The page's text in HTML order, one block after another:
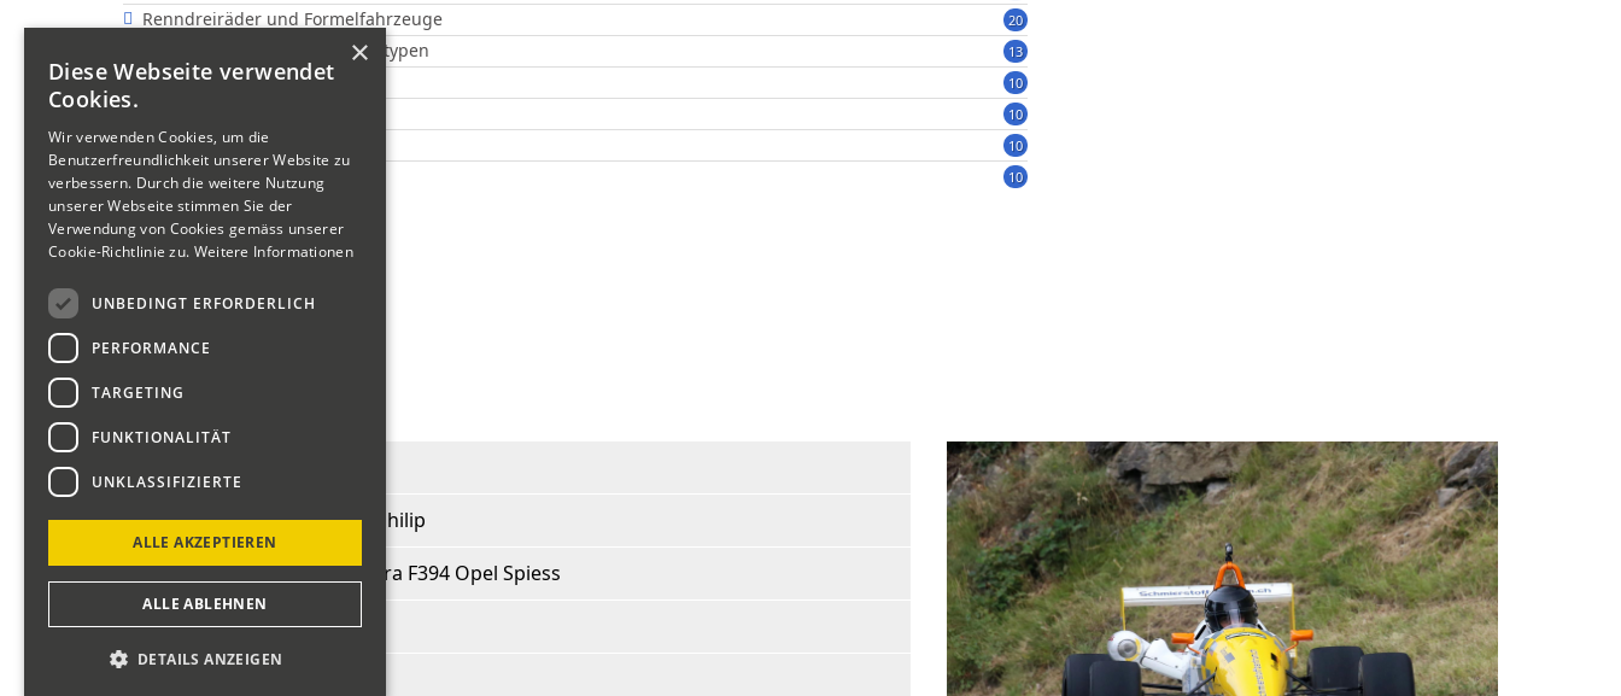
20
Renndreiräder und Formelfahrzeuge
13
Offene Rennwagen und Prototypen
10
Show
10
10
Motorräder "Sportsman"
10
Motorräder "Veteranen"
Fahrerliste 2018
zurück
Egli Philip
Fahrer:
Egli Philip
Fahrzeug:
Dallara F394 Opel Spiess
BJ:
1994
×
Diese Webseite verwendet
Cookies.
Wir verwenden Cookies, um die
Benutzerfreundlichkeit unserer Website zu
verbessern. Durch die weitere Nutzung
unserer Webseite stimmen Sie der
Verwendung von Cookies gemäss unserer
Cookie-Richtlinie zu. Weitere Informationen
UNBEDINGT ERFORDERLICH
PERFORMANCE
TARGETING
FUNKTIONALITÄT
UNKLASSIFIZIERTE
ALLE AKZEPTIEREN
ALLE ABLEHNEN
DETAILS ANZEIGEN